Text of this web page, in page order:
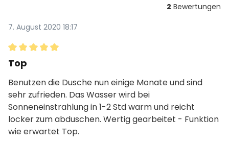
2 Bewertungen
7. August 2020 18:17
Bewertung mit 5 von 5 Sternen
Top
Benutzen die Dusche nun einige Monate und sind
sehr zufrieden. Das Wasser wird bei
Sonneneinstrahlung in 1-2 Std warm und reicht
locker zum abduschen. Wertig gearbeitet - Funktion
wie erwartet Top.